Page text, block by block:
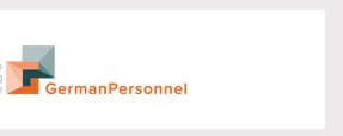
GermanPersonnel
zur Partnerseite